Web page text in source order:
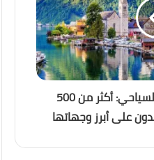
أوروبا تتصدر المشهد السياحي: أكثر من 500
على أبرز وجهاتها